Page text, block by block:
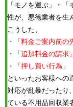
「モノを運ぶ」・
性が、悪徳業者を生
こうした、
・「料金ご案内前の
・「追加料金の請求」
・「押し買い行為」
といったお客様への
対応が乱暴だったり
ている不用品回収業